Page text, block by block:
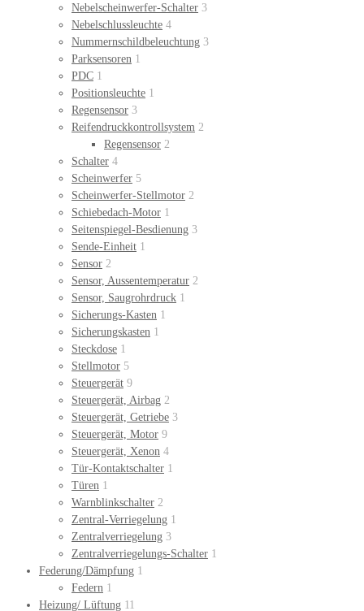
Nebelscheinwerfer-Schalter 3
Nebelschlussleuchte 4
Nummernschildbeleuchtung 3
Parksensoren 1
PDC 1
Positionsleuchte 1
Regensensor 3
Reifendruckkontrollsystem 2
Regensensor 2
Schalter 4
Scheinwerfer 5
Scheinwerfer-Stellmotor 2
Schiebedach-Motor 1
Seitenspiegel-Besdienung 3
Sende-Einheit 1
Sensor 2
Sensor, Aussentemperatur 2
Sensor, Saugrohrdruck 1
Sicherungs-Kasten 1
Sicherungskasten 1
Steckdose 1
Stellmotor 5
Steuergerät 9
Steuergerät, Airbag 2
Steuergerät, Getriebe 3
Steuergerät, Motor 9
Steuergerät, Xenon 4
Tür-Kontaktschalter 1
Türen 1
Warnblinkschalter 2
Zentral-Verriegelung 1
Zentralverriegelung 3
Zentralverriegelungs-Schalter 1
Federung/Dämpfung 1
Federn 1
Heizung/ Lüftung 11